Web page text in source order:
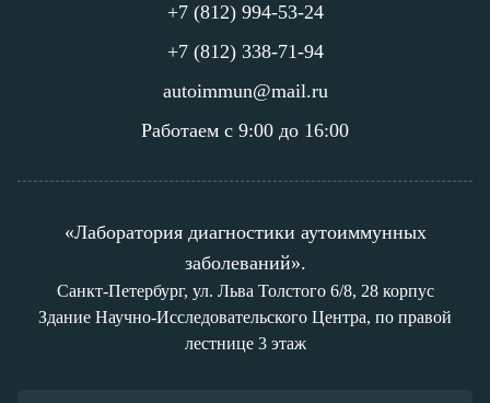
+7 (812) 994-53-24
+7 (812) 338-71-94
autoimmun@mail.ru
Работаем с 9:00 до 16:00
«Лаборатория диагностики аутоиммунных
заболеваний».
Санкт-Петербург, ул. Льва Толстого 6/8, 28 корпус
Здание Научно-Исследовательского Центра, по правой
лестнице 3 этаж